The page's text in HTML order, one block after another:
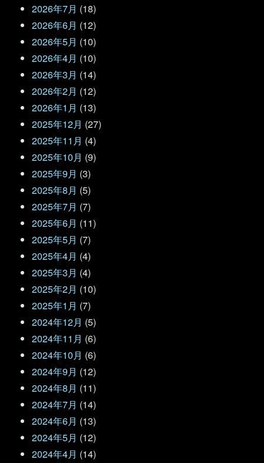
2026年7月 (18)
2026年6月 (12)
2026年5月 (10)
2026年4月 (10)
2026年3月 (14)
2026年2月 (12)
2026年1月 (13)
2025年12月 (27)
2025年11月 (4)
2025年10月 (9)
2025年9月 (3)
2025年8月 (5)
2025年7月 (7)
2025年6月 (11)
2025年5月 (7)
2025年4月 (4)
2025年3月 (4)
2025年2月 (10)
2025年1月 (7)
2024年12月 (5)
2024年11月 (6)
2024年10月 (6)
2024年9月 (12)
2024年8月 (11)
2024年7月 (14)
2024年6月 (13)
2024年5月 (12)
2024年4月 (14)